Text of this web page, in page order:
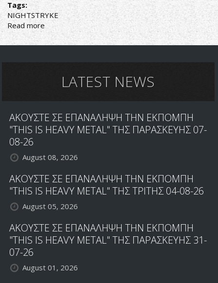
Tags:
NIGHTSTRYKE
Read moreabout
NIGHTSTRYKE
"Storm
LATEST NEWS
ΑΚΟΥΣΤΕ ΣΕ ΕΠΑΝΑΛΗΨΗ ΤΗΝ ΕΚΠΟΜΠΗ
"THIS IS HEAVY METAL" ΤΗΣ ΠΑΡΑΣΚΕΥΗΣ 07-
08-26
August 08, 2026
ΑΚΟΥΣΤΕ ΣΕ ΕΠΑΝΑΛΗΨΗ ΤΗΝ ΕΚΠΟΜΠΗ
"THIS IS HEAVY METAL" ΤΗΣ ΤΡΙΤΗΣ 04-08-26
August 05, 2026
ΑΚΟΥΣΤΕ ΣΕ ΕΠΑΝΑΛΗΨΗ ΤΗΝ ΕΚΠΟΜΠΗ
"THIS IS HEAVY METAL" ΤΗΣ ΠΑΡΑΣΚΕΥΗΣ 31-
07-26
August 01, 2026